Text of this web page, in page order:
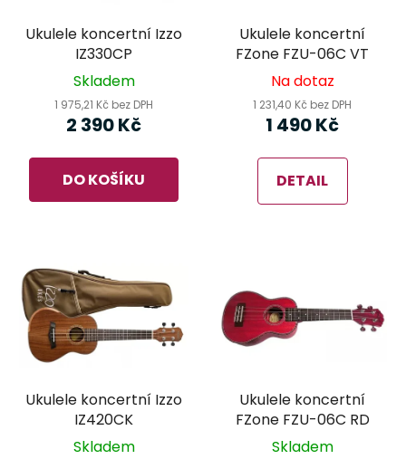
Ukulele koncertní Izzo
IZ330CP
Skladem
1 975,21 Kč bez DPH
2 390 Kč
DO KOŠÍKU
Ukulele koncertní
FZone FZU-06C VT
Na dotaz
1 231,40 Kč bez DPH
1 490 Kč
DETAIL
Ukulele koncertní Izzo
IZ420CK
Skladem
Ukulele koncertní
FZone FZU-06C RD
Skladem